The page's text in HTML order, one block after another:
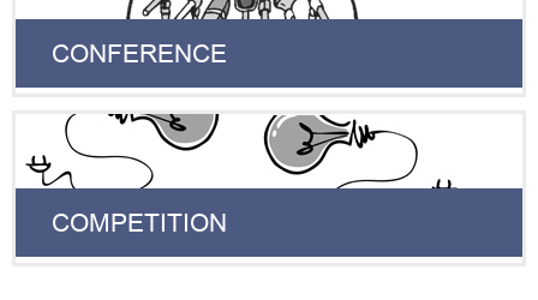
CONFERENCE
COMPETITION